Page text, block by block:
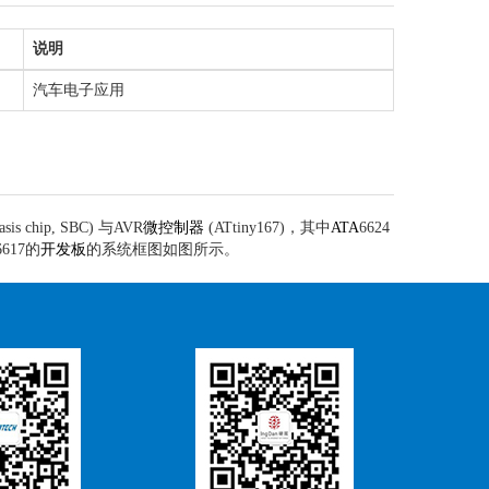
说明
汽车电子应用
chip, SBC) 与AVR微控制器 (ATtiny167)，其中ATA6624
的开发板 的系统框图如图所示。